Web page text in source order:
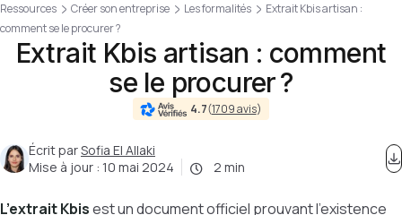
Ressources Créer son entreprise Les formalités
Extrait Kbis artisan :
comment se le procurer ?
Extrait Kbis artisan : comment
se le procurer ?
4.7(1709 avis)
Écrit parSofia El Allaki
Mise à jour : 10 mai 2024 2 min
L’extrait Kbisest un document officiel prouvant l’existence